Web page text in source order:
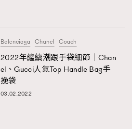
Balenciaga Chanel Coach
2022年繼續潮跟手袋細節｜Chan
el、Gucci人氣Top Handle Bag手
挽袋
03.02.2022